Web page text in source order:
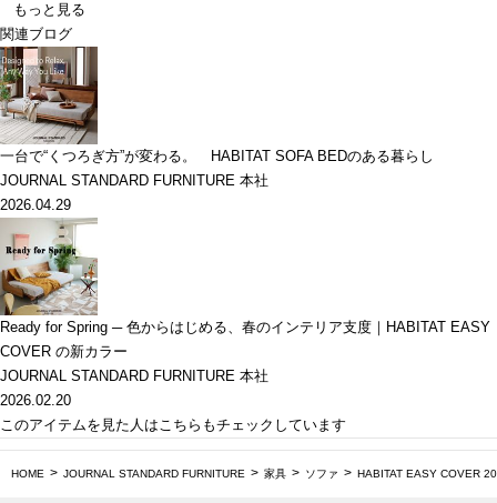
もっと見る
関連ブログ
一台で“くつろぎ方”が変わる。 HABITAT SOFA BEDのある暮らし
JOURNAL STANDARD FURNITURE 本社
2026.04.29
Ready for Spring ─ 色からはじめる、春のインテリア支度｜HABITAT EASY
COVER の新カラー
JOURNAL STANDARD FURNITURE 本社
2026.02.20
このアイテムを見た人はこちらもチェックしています
HOME JOURNAL STANDARD FURNITURE 家具 ソファ HABITAT EASY COVER